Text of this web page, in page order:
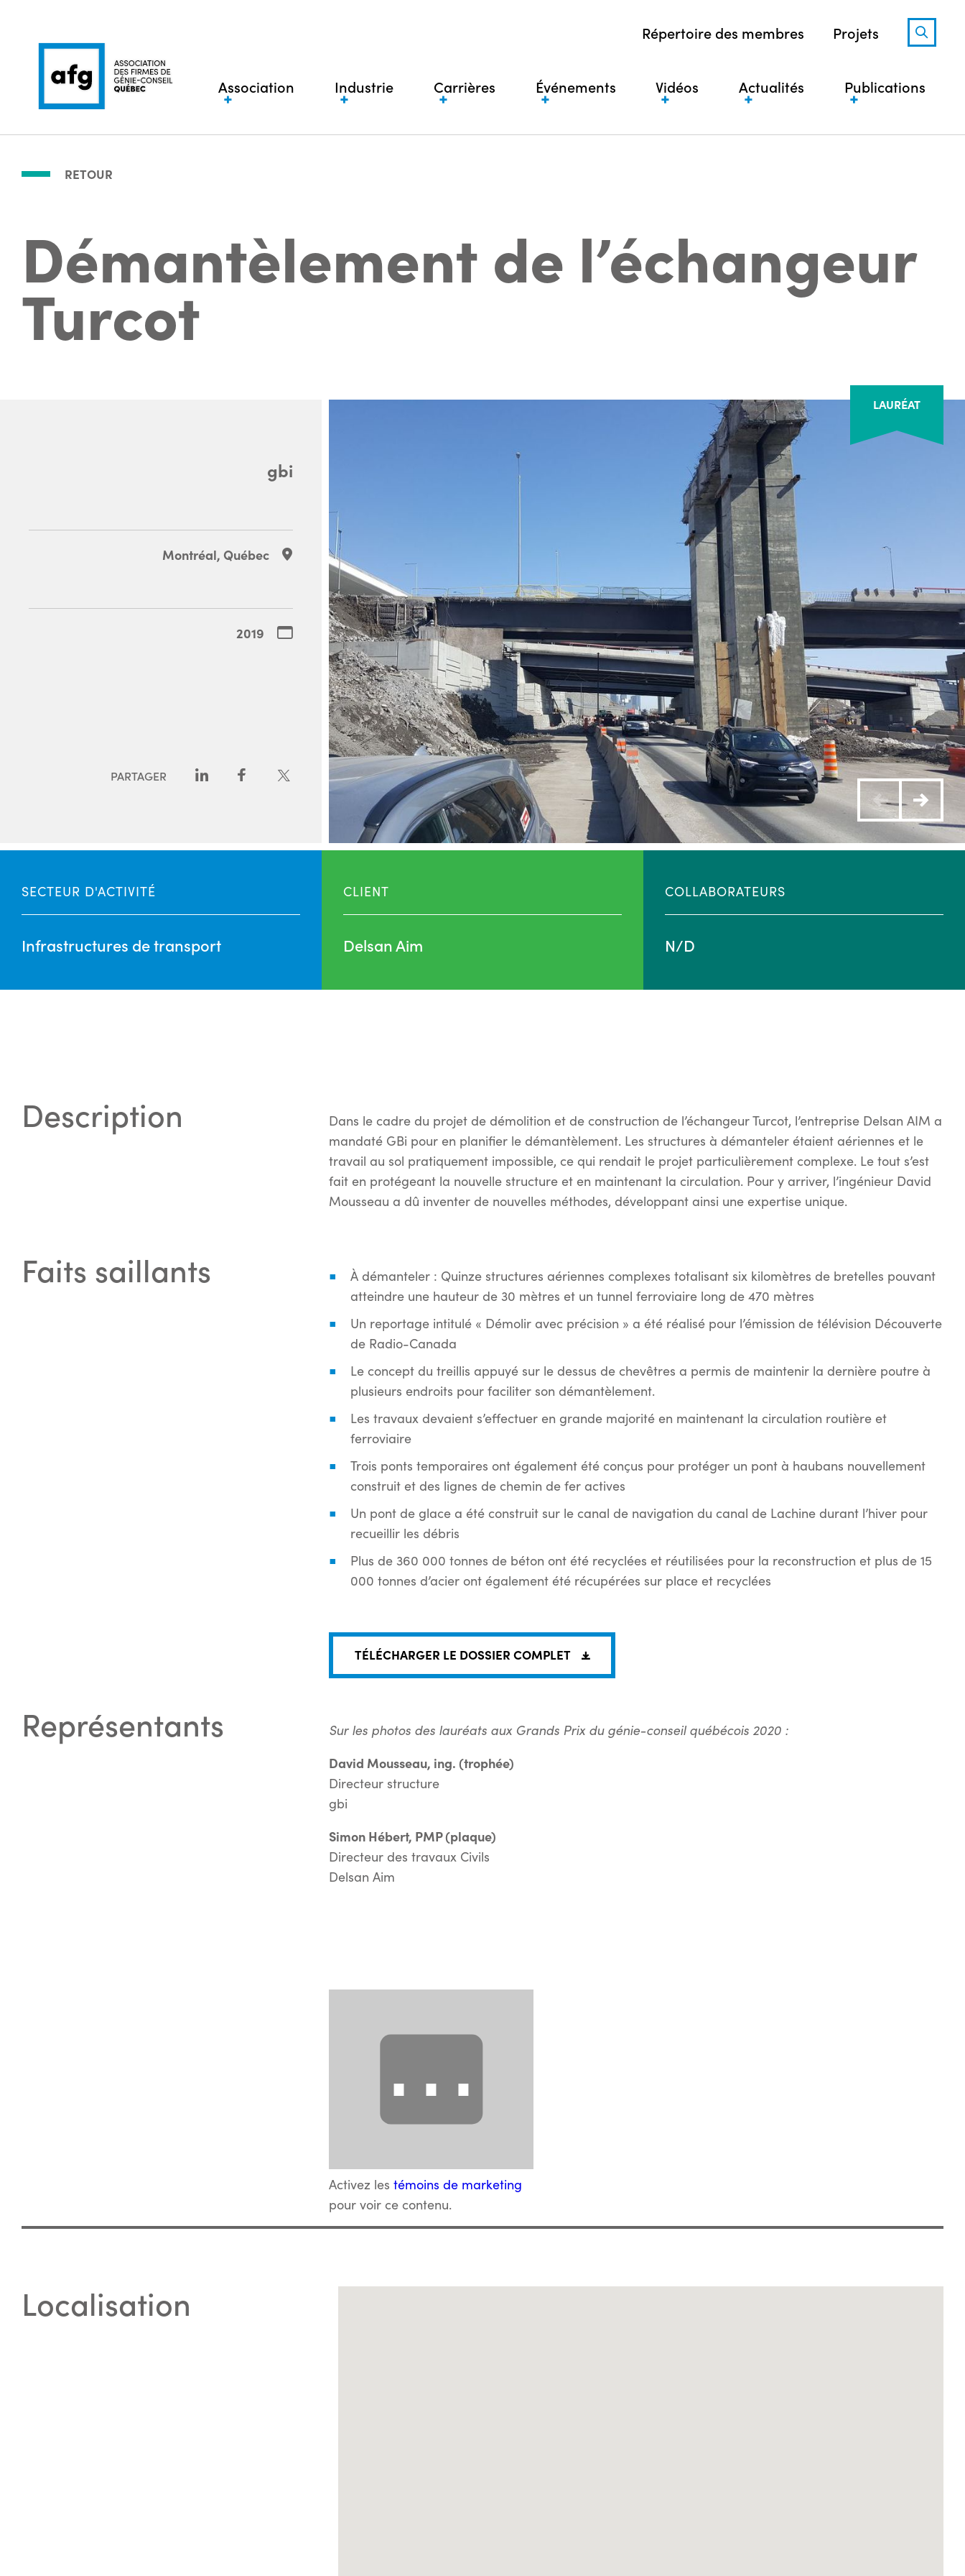
Répertoire des membres Projets
Association Industrie Carrières Événements Vidéos Actualités Publications
RETOUR
Démantèlement de l’échangeur
Turcot
gbi
Montréal, Québec
2019
PARTAGER
LAURÉAT
SECTEUR D'ACTIVITÉ
Infrastructures de transport
CLIENT
Delsan Aim
COLLABORATEURS
N/D
Description
Dans le cadre du projet de démolition et de construction de l’échangeur Turcot, l’entreprise Delsan AIM a
mandaté GBi pour en planifier le démantèlement. Les structures à démanteler étaient aériennes et le
travail au sol pratiquement impossible, ce qui rendait le projet particulièrement complexe. Le tout s’est
fait en protégeant la nouvelle structure et en maintenant la circulation. Pour y arriver, l’ingénieur David
Mousseau a dû inventer de nouvelles méthodes, développant ainsi une expertise unique.
Faits saillants
À démanteler : Quinze structures aériennes complexes totalisant six kilomètres de bretelles pouvant
atteindre une hauteur de 30 mètres et un tunnel ferroviaire long de 470 mètres
Un reportage intitulé « Démolir avec précision » a été réalisé pour l’émission de télévision Découverte
de Radio-Canada
Le concept du treillis appuyé sur le dessus de chevêtres a permis de maintenir la dernière poutre à
plusieurs endroits pour faciliter son démantèlement.
Les travaux devaient s’effectuer en grande majorité en maintenant la circulation routière et
ferroviaire
Trois ponts temporaires ont également été conçus pour protéger un pont à haubans nouvellement
construit et des lignes de chemin de fer actives
Un pont de glace a été construit sur le canal de navigation du canal de Lachine durant l’hiver pour
recueillir les débris
Plus de 360 000 tonnes de béton ont été recyclées et réutilisées pour la reconstruction et plus de 15
000 tonnes d’acier ont également été récupérées sur place et recyclées
TÉLÉCHARGER LE DOSSIER COMPLET
Représentants
Sur les photos des lauréats aux Grands Prix du génie-conseil québécois 2020 :
David Mousseau, ing. (trophée)
Directeur structure
gbi
Simon Hébert, PMP (plaque)
Directeur des travaux Civils
Delsan Aim
⋯
Activez les témoins de marketing
pour voir ce contenu.
Entrevue réalisée lors de la soirée de remise des
Localisation